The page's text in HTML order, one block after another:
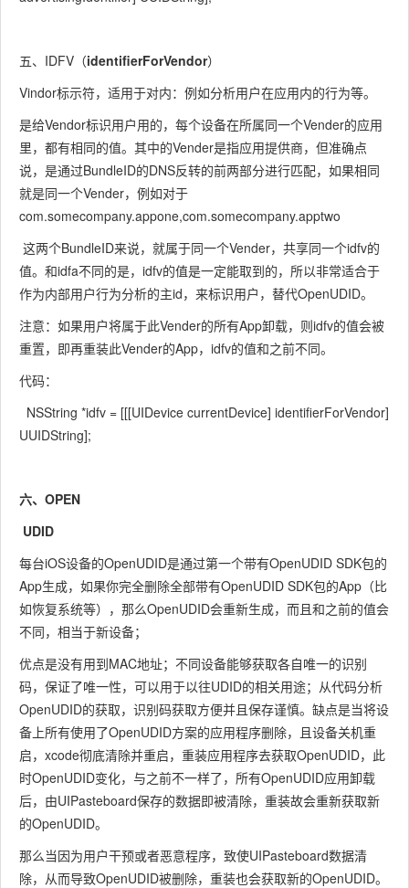
五、IDFV（identifierForVendor）
Vindor标示符，适用于对内：例如分析用户在应用内的行为等。
是给Vendor标识用户用的，每个设备在所属同一个Vender的应用
里，都有相同的值。其中的Vender是指应用提供商，但准确点
说，是通过BundleID的DNS反转的前两部分进行匹配，如果相同
就是同一个Vender，例如对于
com.somecompany.appone,com.somecompany.apptwo
这两个BundleID来说，就属于同一个Vender，共享同一个idfv的
值。和idfa不同的是，idfv的值是一定能取到的，所以非常适合于
作为内部用户行为分析的主id，来标识用户，替代OpenUDID。
注意：如果用户将属于此Vender的所有App卸载，则idfv的值会被
重置，即再重装此Vender的App，idfv的值和之前不同。
代码：
NSString *idfv = [[[UIDevice currentDevice] identifierForVendor]
UUIDString];
六、OPEN
UDID
每台iOS设备的OpenUDID是通过第一个带有OpenUDID SDK包的
App生成，如果你完全删除全部带有OpenUDID SDK包的App（比
如恢复系统等），那么OpenUDID会重新生成，而且和之前的值会
不同，相当于新设备；
优点是没有用到MAC地址；不同设备能够获取各自唯一的识别
码，保证了唯一性，可以用于以往UDID的相关用途；从代码分析
OpenUDID的获取，识别码获取方便并且保存谨慎。缺点是当将设
备上所有使用了OpenUDID方案的应用程序删除，且设备关机重
启，xcode彻底清除并重启，重装应用程序去获取OpenUDID，此
时OpenUDID变化，与之前不一样了，所有OpenUDID应用卸载
后，由UIPasteboard保存的数据即被清除，重装故会重新获取新
的OpenUDID。
那么当因为用户干预或者恶意程序，致使UIPasteboard数据清
除，从而导致OpenUDID被删除，重装也会获取新的OpenUDID。